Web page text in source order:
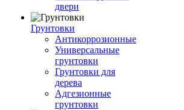
двери
Грунтовки
Антикоррозионные
Универсальные
грунтовки
Грунтовки для
дерева
Адгезионные
грунтовки